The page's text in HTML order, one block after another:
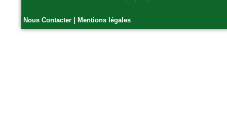
Nous Contacter Mentions légales